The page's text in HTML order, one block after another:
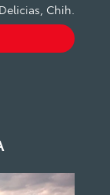
Chih.